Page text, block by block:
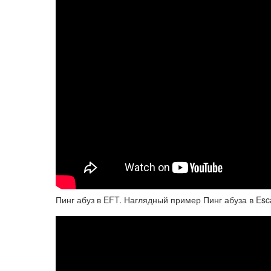
Пинг абуз в EFT. Наглядный пример Пинг абуза в